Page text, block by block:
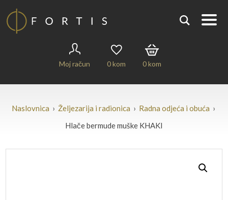
Moj račun 0kom 0kom
Naslovnica › Željezarija i radionica › Radna odjeća i obuća ›
Hlače bermude muške KHAKI